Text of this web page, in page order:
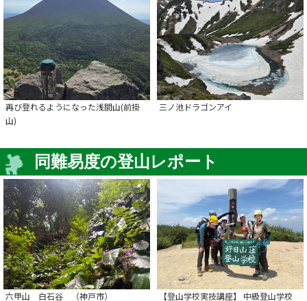
再び登れるようになった浅間山(前掛
山)
三ノ池ドラゴンアイ
同難易度の登山レポート
六甲山 白石谷 （神戸市）
【登山学校実技講座】 中級登山学校